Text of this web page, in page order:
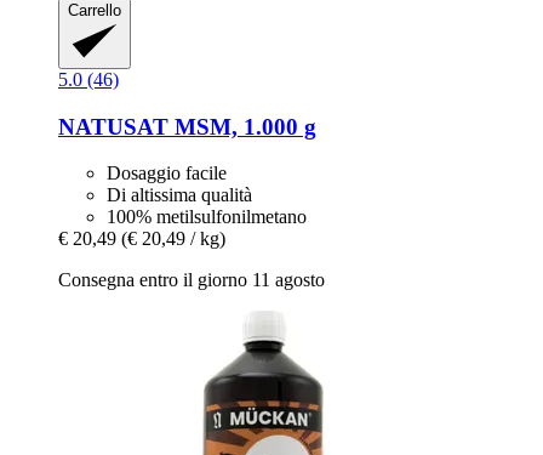
Carrello
5.0 (46)
NATUSAT MSM, 1.000 g
Dosaggio facile
Di altissima qualità
100% metilsulfonilmetano
€ 20,49 (€ 20,49 / kg)
Consegna entro il giorno 11 agosto